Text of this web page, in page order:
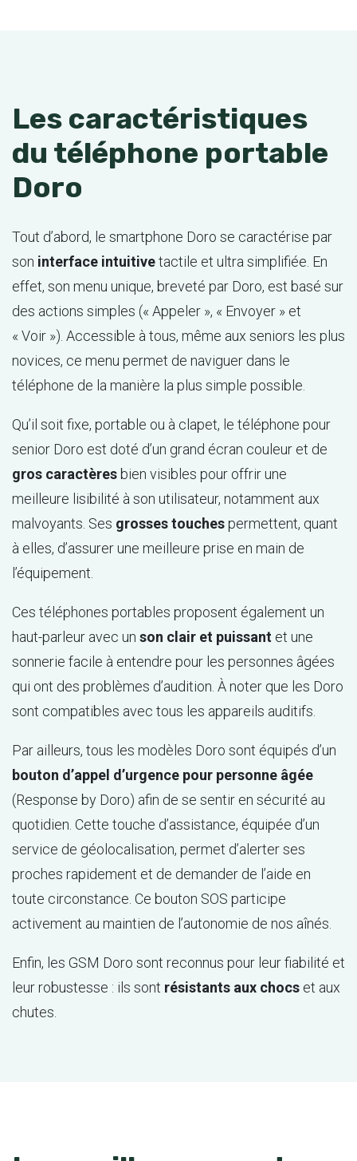
Les caractéristiques
du téléphone portable
Doro
Tout d’abord, le smartphone Doro se caractérise par
son interface intuitivetactile et ultra simplifiée. En
effet, son menu unique, breveté par Doro, est basé sur
des actions simples (« Appeler », « Envoyer » et
« Voir »). Accessible à tous, même aux seniors les plus
novices, ce menu permet de naviguer dans le
téléphone de la manière la plus simple possible.
Qu’il soit fixe, portable ou à clapet, le téléphone pour
senior Doro est doté d’un grand écran couleur et de
gros caractères bien visibles pour offrir une
meilleure lisibilité à son utilisateur, notamment aux
malvoyants. Ses grosses touchespermettent, quant
à elles, d’assurer une meilleure prise en main de
l’équipement.
Ces téléphones portables proposent également un
haut-parleur avec un son clair et puissant et une
sonnerie facile à entendre pour les personnes âgées
qui ont des problèmes d’audition. À noter que les Doro
sont compatibles avec tous les appareils auditifs.
Par ailleurs, tous les modèles Doro sont équipés d’un
bouton d’appel d’urgence pour personne âgée
(Response by Doro) afin de se sentir en sécurité au
quotidien. Cette touche d’assistance, équipée d’un
service de géolocalisation, permet d’alerter ses
proches rapidement et de demander de l’aide en
toute circonstance. Ce bouton SOS participe
activement au maintien de l’autonomie de nos aînés.
Enfin, les GSM Doro sont reconnus pour leur fiabilité et
leur robustesse : ils sont résistants aux chocs et aux
chutes.